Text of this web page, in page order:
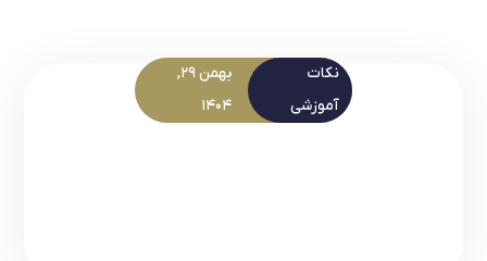
نکات
آموزشی
بهمن 29,
1404